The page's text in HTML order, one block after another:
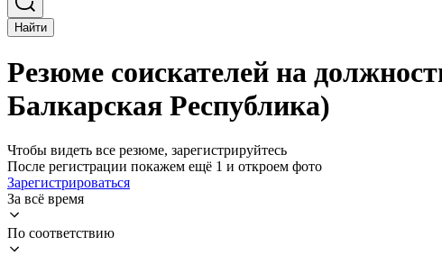
Найти
Резюме соискателей на
Балкарская Республика)
Чтобы видеть все резюме, зарегистрируйтесь
После регистрации покажем ещё 1 и откроем фото
Зарегистрироваться
За всё время
По соответствию